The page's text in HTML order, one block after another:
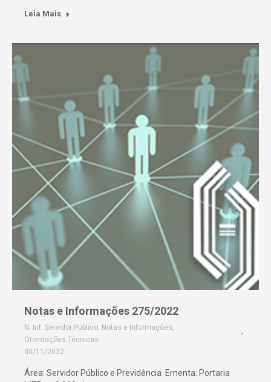
Leia Mais
Notas e Informações 275/2022
N. Inf. Servidor Público, Notas e Informações,
Orientações Técnicas
30/11/2022
Área: Servidor Público e Previdência Ementa: Portaria